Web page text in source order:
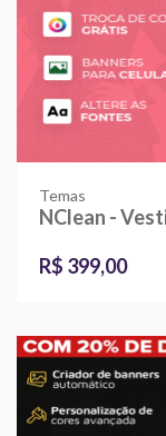
Temas
NClean -
R$ 399,00